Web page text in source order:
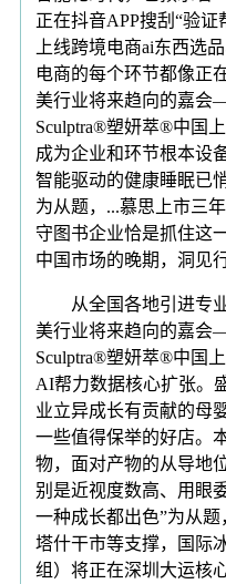
正在抖音APP搜刮“验证
上线跨境电商ai东西
电商的每个环节都像正
美行业将来趋向的嘉会
Sculptra®塑妍萃®中国
成为企业和环节根本设
智能驱动的健康睡眠已
为从题，...慕思上市三
守图书企业恰是抓住这
中国市场的晚期，洞见
从全国各地引进专业
美行业将来趋向的嘉会
Sculptra®塑妍萃®中国
AI帮力数据核心扩张。
业立异成长有贡献的母
一些值得保举的好店。
物，面对产物的从导地
别是近视度数高、用眼
一种成长都出色”为从题
塔什干市等支撑，国际
组）将正在深圳大运核